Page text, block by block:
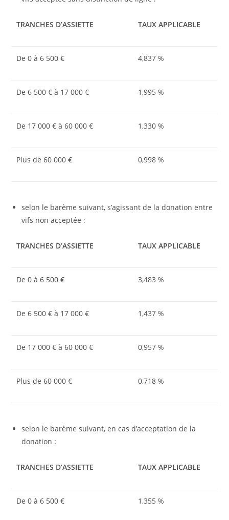
TRANCHES D’ASSIETTE TAUX APPLICABLE
De 0 à 6 500 € 4,837 %
De 6 500 € à 17 000 € 1,995 %
De 17 000 € à 60 000 € 1,330 %
Plus de 60 000 € 0,998 %
selon le barème suivant, s’agissant de la donation entre
vifs non acceptée :
TRANCHES D’ASSIETTE TAUX APPLICABLE
De 0 à 6 500 € 3,483 %
De 6 500 € à 17 000 € 1,437 %
De 17 000 € à 60 000 € 0,957 %
Plus de 60 000 € 0,718 %
selon le barème suivant, en cas d’acceptation de la
donation :
TRANCHES D’ASSIETTE TAUX APPLICABLE
De 0 à 6 500 € 1,355 %